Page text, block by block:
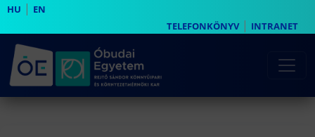
HU | EN
TELEFONKÖNYV| INTRANET